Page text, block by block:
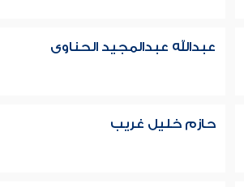
عبدالله عبدالمجيد الحناوى
حازم خليل غريب